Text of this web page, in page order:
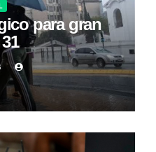
para gran